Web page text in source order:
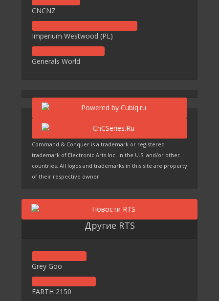
CNCNZ
Imperium Westwood (PL)
Generals World
Command & Conquer is a trademark or registered
trademark of Electronic Arts Inc. in the U.S. and/or other
countries. All logos and trademarks in this site are property
of their respective owner.
Другие RTS
Grey Goo
EARTH 2150